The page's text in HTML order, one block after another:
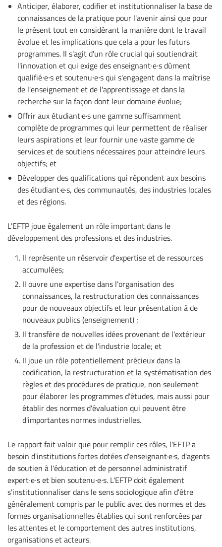
Anticiper, élaborer, codifier et institutionnaliser la base de
connaissances de la pratique pour l'avenir ainsi que pour
le présent tout en considérant la manière dont le travail
évolue et les implications que cela a pour les futurs
programmes. Il s'agit d'un rôle crucial qui soutiendrait
l'innovation et qui exige des enseignant∙e∙s dûment
qualifié∙e∙s et soutenu∙e∙s qui s'engagent dans la maîtrise
de l'enseignement et de l'apprentissage et dans la
recherche sur la façon dont leur domaine évolue;
Offrir aux étudiant·e·s une gamme suffisamment
complète de programmes qui leur permettent de réaliser
leurs aspirations et leur fournir une vaste gamme de
services et de soutiens nécessaires pour atteindre leurs
objectifs; et
Développer des qualifications qui répondent aux besoins
des étudiant·e·s, des communautés, des industries locales
et des régions.
L'EFTP joue également un rôle important dans le
développement des professions et des industries.
Il représente un réservoir d'expertise et de ressources
accumulées;
Il ouvre une expertise dans l'organisation des
connaissances, la restructuration des connaissances
pour de nouveaux objectifs et leur présentation à de
nouveaux publics (enseignement) ;
Il transfère de nouvelles idées provenant de l'extérieur
de la profession et de l'industrie locale; et
Il joue un rôle potentiellement précieux dans la
codification, la restructuration et la systématisation des
règles et des procédures de pratique, non seulement
pour élaborer les programmes d'études, mais aussi pour
établir des normes d'évaluation qui peuvent être
d'importantes normes industrielles.
Le rapport fait valoir que pour remplir ces rôles, l'EFTP a
besoin d'institutions fortes dotées d'enseignant·e·s, d'agents
de soutien à l'éducation et de personnel administratif
expert∙e∙s et bien soutenu∙e∙s. L'EFTP doit également
s'institutionnaliser dans le sens sociologique afin d'être
généralement compris par le public avec des normes et des
formes organisationnelles établies qui sont renforcées par
les attentes et le comportement des autres institutions,
organisations et acteurs.